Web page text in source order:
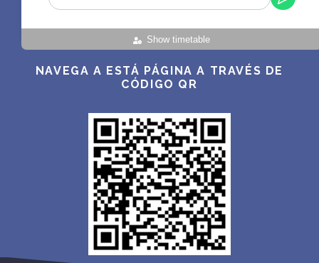
Show timetable
NAVEGA A ESTÁ PÁGINA A TRAVÉS DE
CÓDIGO QR